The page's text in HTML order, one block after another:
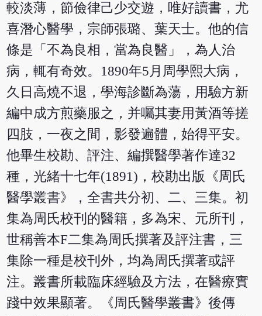
較淡薄，節儉律己少交遊，唯好讀書，尤
喜潛心醫學，宗師張璐、葉天士。他的信
條是「不為良相，當為良醫」，為人治
病，輒有奇效。1890年5月周學熙大病，
久日高燒不退，學海診斷為蕩，用驗方新
編中成方煎藥服之，并囑其妻用黃酒等搓
四肢，一夜之間，影發遍體，始得平安。
他畢生校勘、評注、編撰醫學著作達32
種，光緒十七年(1891)，校勘出版《周氏
醫學叢書》，全書共分初、二、三集。初
集為周氏校刊的醫籍，多為宋、元所刊，
世稱善本F二集為周氏撰著及評注書，三
集除一種是校刊外，均為周氏撰著或評
注。叢書所載臨床經驗及方法，在醫療實
踐中效果顯著。《周氏醫學叢書》後傳